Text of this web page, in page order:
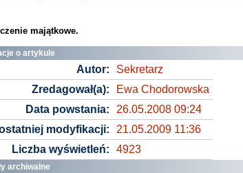
majątkowe.
o artykule
Autor:
Sekretarz
Zredagował(a):
Ewa Chodorowska
Data powstania:
26.05.2008 09:24
modyfikacji:
21.05.2009 11:36
Liczba wyświetleń:
4923
archiwalne